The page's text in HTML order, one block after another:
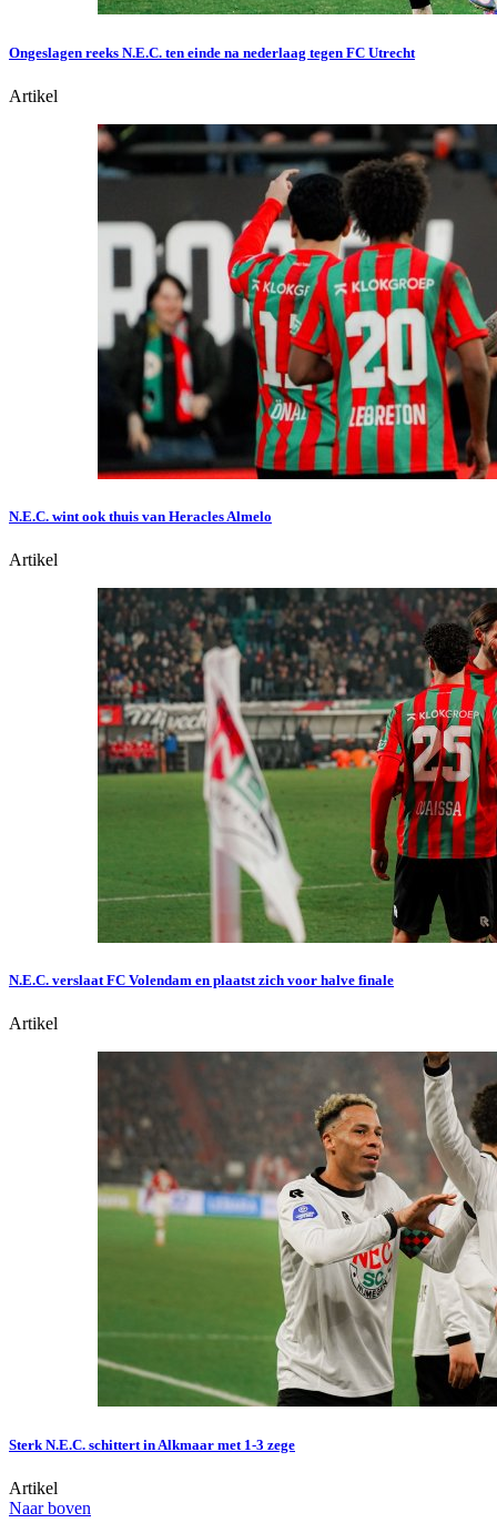
Ongeslagen reeks N.E.C. ten einde na nederlaag tegen FC Utrecht
Artikel
N.E.C. wint ook thuis van Heracles Almelo
Artikel
N.E.C. verslaat FC Volendam en plaatst zich voor halve finale
Artikel
Sterk N.E.C. schittert in Alkmaar met 1-3 zege
Artikel
Naar boven